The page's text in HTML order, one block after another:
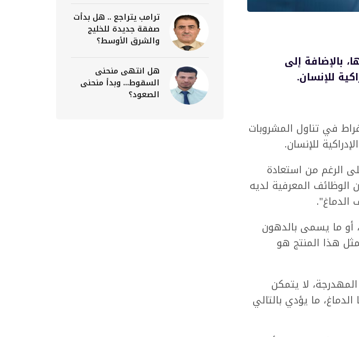
بالإضافة إلى
للإنسان.
في تناول المشروبات
للإنسان.
الرغم من استعادة
الوظائف المعرفية لديه
الدماغ".
أو ما يسمى بالدهون
هذا المنتج هو
لا يتمكن
ما يؤدي بالتالي
ترامب يتراجع .. هل بدأت
صفقة جديدة للخليج
والشرق الأوسط؟
هل انتهى منحنى
السقوط... وبدأ منحنى
الصعود؟